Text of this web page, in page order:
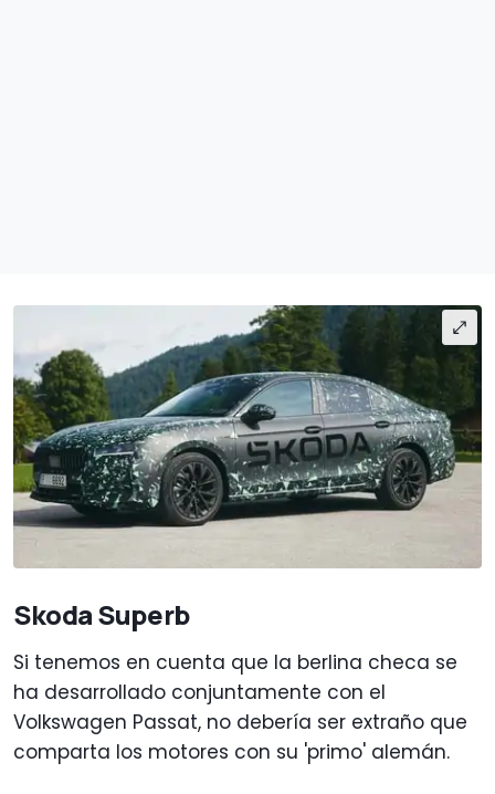
Skoda Superb
Si tenemos en cuenta que la berlina checa se
ha desarrollado conjuntamente con el
Volkswagen Passat, no debería ser extraño que
comparta los motores con su 'primo' alemán.